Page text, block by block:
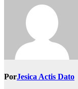
PorJesica Actis Dato